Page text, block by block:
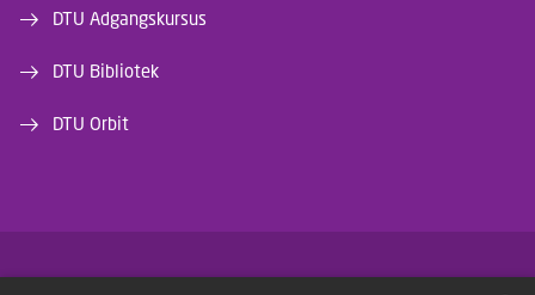
DTU Adgangskursus
DTU Bibliotek
DTU Orbit